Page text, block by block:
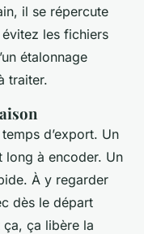
il se répercute
les fichiers
étalonnage
traiter.
d’export. Un
long à encoder. Un
À y regarder
dès le départ
ça libère la